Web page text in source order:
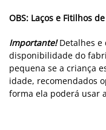
OBS: Laços e Fitilhos
Importante! Detalhes e
disponibilidade do
pequena se a criança
idade, recomendados
forma ela poderá usar